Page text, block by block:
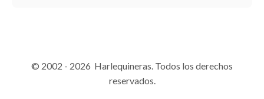
© 2002 - 2026 Harlequineras. Todos los derechos
reservados.